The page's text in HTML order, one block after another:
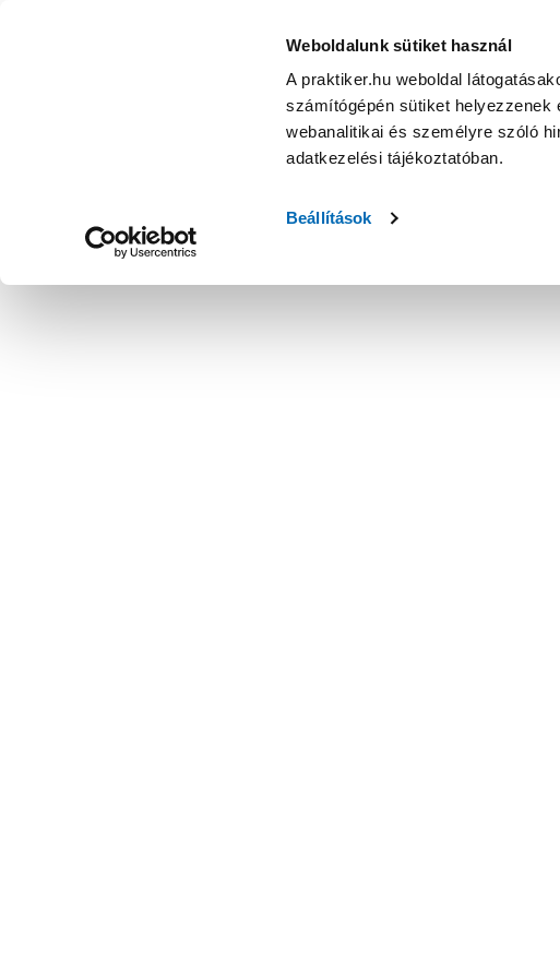
Weboldalunk sütiket használ
A praktiker.hu weboldal
számítógépén sütiket helyezzenek
webanalitikai és személyre szóló
adatkezelési tájékoztatóban.
Beállítások